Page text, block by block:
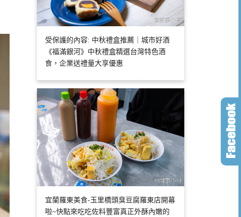
受保護的內容: 中秋禮盒推薦｜城市好酒
《福滿銀河》中秋禮盒精選台灣特色酒
食，企業送禮量大享優惠
宜蘭羅東美食-玉里橋頭臭豆腐羅東店開幕
啦~快點來吃吃佐料豐富真正外酥內嫩的